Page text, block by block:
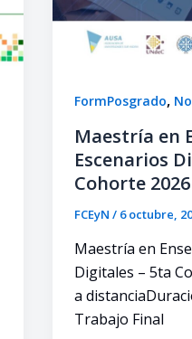
FormPosgrado,
Maestría en
Escenarios
Cohorte 2026
FCEyN / 6 octubre,
Maestría en
Digitales – 5ta
a
Trabajo Final